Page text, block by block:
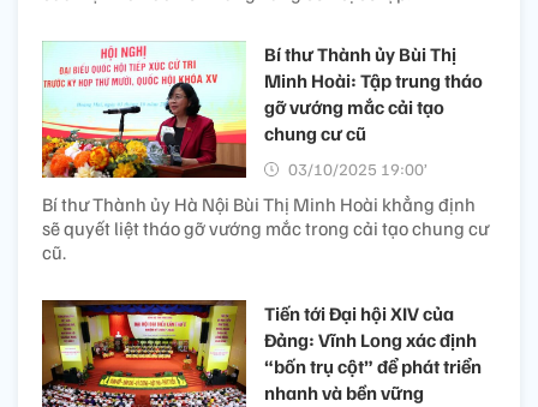
Bí thư Thành ủy Bùi Thị
Minh Hoài: Tập trung tháo
gỡ vướng mắc cải tạo
chung cư cũ
03/10/2025 19:00’
Bí thư Thành ủy Hà Nội Bùi Thị Minh Hoài khẳng định
sẽ quyết liệt tháo gỡ vướng mắc trong cải tạo chung cư
cũ.
Tiến tới Đại hội XIV của
Đảng: Vĩnh Long xác định
“bốn trụ cột” để phát triển
nhanh và bền vững